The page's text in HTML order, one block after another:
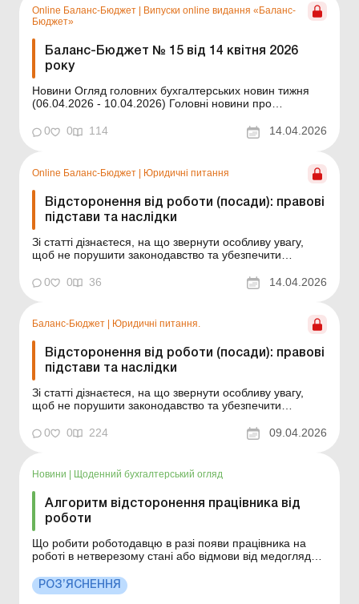
Online Баланс-Бюджет
Випуски online видання «Баланс-
Бюджет»
Баланс-Бюджет № 15 від 14 квітня 2026
року
Новини Огляд головних бухгалтерських новин тижня
(06.04.2026 - 10.04.2026) Головні новини про
щодня Зміст номеру Кадри та зарплата
Читати Педагогічний стаж для надбавки за вислугу
0 0 114 14.04.2026
Online Баланс-Бюджет | Юридичні питання
Відсторонення від роботи (посади): правові
підстави та наслідки
Зі статті дізнаєтеся, на що звернути особливу увагу,
щоб не порушити законодавство та убезпечити
14 апреля 2026 года Відсторонення від роботи – крок,
який завжди під мікроскопом: і з боку контролюючих
0 0 36 14.04.2026
Баланс-Бюджет Юридичні питання.
Відсторонення від роботи (посади): правові
підстави та наслідки
Зі статті дізнаєтеся, на що звернути особливу увагу,
щоб не порушити законодавство та убезпечити
– крок, який завжди під мікроскопом: і з боку
контролюючих органів, і в разі можливого судового
0 0 224 09.04.2026
Новини Щоденний бухгалтерський огляд
Алгоритм відсторонення працівника від
роботи
Що робити роботодавцю в разі появи працівника на
роботі в нетверезому стані або відмови від медогляду?
підстави та порядок оформлення Відсторонення від
роботи – це тимчасове звільнення працівника від
РОЗ’ЯСНЕННЯ